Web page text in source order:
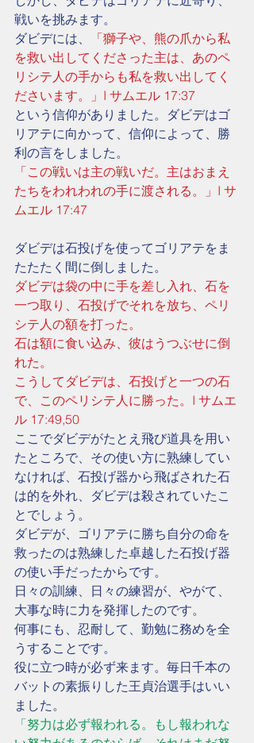
戦いを挑みます。
ダビデには、
「獅子や、熊の爪から私
を救い出してくださった主は、あのペ
リシテ人の手からも私を救い出してく
ださいます。」I サムエル 17:37
という信仰がありました。ダビデはゴ
リアテに向かって、信仰によって、勝
利の言をしました。
「この戦いは主の戦いだ。主はおまえ
たちをわれわれの手に渡される。」I サ
ムエル 17:47
ダビデは石投げを使ってゴリアテをま
たたたく間に倒しました。
ダビデは袋の中に手を差し入れ、石を
一つ取り、石投げでそれを放ち、ペリ
シテ人の額を打った。
石は額に食い込み、彼はうつぶせに倒
れた。
こうしてダビデは、石投げと一つの石
で、このペリシテ人に勝った。I サムエ
ル 17:49,50
ここでダビデがたとえ飛び道具を用い
たところで、その使い方に熟練してい
なければ、石投げ器から飛ばされた石
は的を外れ、ダビデは殺されていたこ
とでしょう。
ダビデが、ゴリアテに勝ち自分の命を
救ったのは熟練した卓越した石投げ器
の使い手だったからです。
日々の訓練、日々の練習が、やがて、
大事な時に力を発揮したのです。
何事にも、忍耐して、勤勉に務めを全
うすることです。
役に立つ時が必ず来ます。毎日千本の
バットの素振りした王貞治選手はいい
ました。
「努力は必ず報われる。もし報われな